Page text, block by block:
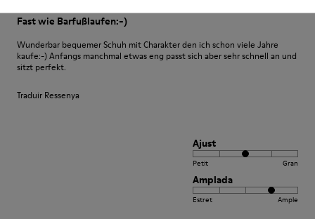
Fast wie Barfußlaufen:-)
Wunderbar bequemer Schuh mit Charakter den ich schon viele Jahre
kaufe:-) Anfangs manchmal etwas eng passt sich aber sehr schnell an und
sitzt perfekt.
Traduir Ressenya
Ajust
Petit Gran
Amplada
Estret Ample